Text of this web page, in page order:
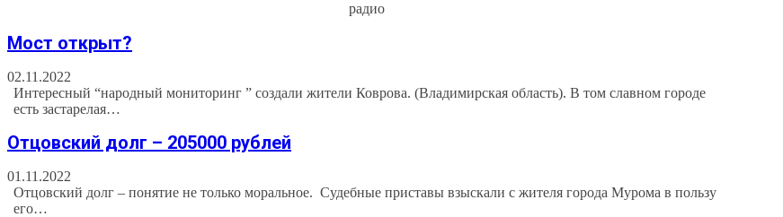
радио
Мост открыт?
02.11.2022
Интересный “народный мониторинг ” создали жители Коврова. (Владимирская область). В том славном городе
есть застарелая…
Отцовский долг – 205000 рублей
01.11.2022
Отцовский долг – понятие не только моральное. Судебные приставы взыскали с жителя города Мурома в пользу
его…